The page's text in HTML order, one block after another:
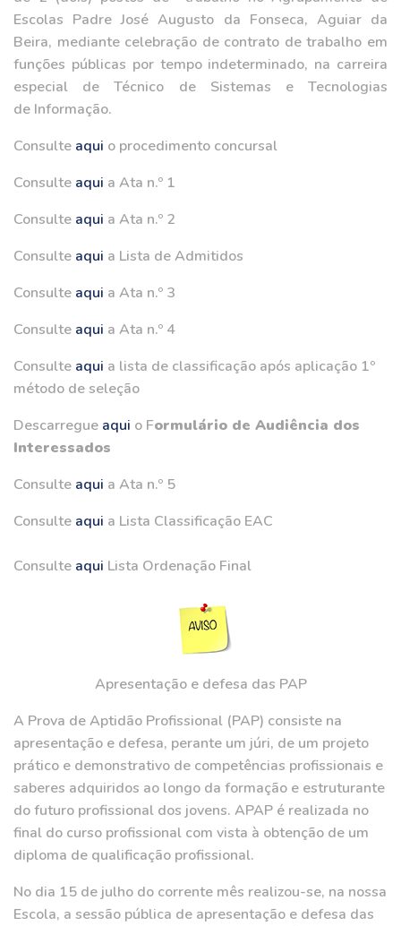
Escolas Padre José Augusto da Fonseca, Aguiar da
Beira, mediante celebração de contrato de trabalho em
funções públicas por tempo indeterminado, na carreira
especial de Técnico de Sistemas e Tecnologias
de Informação.
Consulte aqui o procedimento concursal
Consulte aqui a Ata n.º 1
Consulte aqui a Ata n.º 2
Consulte aqui a Lista de Admitidos
Consulte aqui a Ata n.º 3
Consulte aqui a Ata n.º 4
Consulte aqui a lista de classificação após aplicação 1º
método de seleção
Descarregue aqui o Formulário de Audiência dos
Interessados
Consulte aqui a Ata n.º 5
Consulte aqui a Lista Classificação EAC
Consulte aqui Lista Ordenação Final
Apresentação e defesa das PAP
A Prova de Aptidão Profissional (PAP) consiste na
apresentação e defesa, perante um júri, de um projeto
prático e demonstrativo de competências profissionais e
saberes adquiridos ao longo da formação e estruturante
do futuro profissional dos jovens. APAP é realizada no
final do curso profissional com vista à obtenção de um
diploma de qualificação profissional.
No dia 15 de julho do corrente mês realizou-se, na nossa
Escola, a sessão pública de apresentação e defesa das